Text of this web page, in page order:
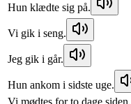
Hun klædte sig på.
Vi gik i seng.
Jeg gik i går.
Hun ankom i sidste uge.
Vi mødtes for to dage siden.